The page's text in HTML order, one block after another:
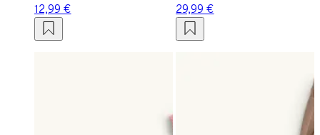
12,99 €
29,99 €